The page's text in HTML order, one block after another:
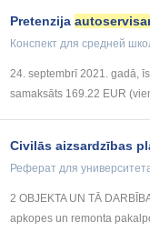
Pretenzija
Конспект для средней
24. septembrī 2021. gadā,
samaksāts 169.22 EUR
Civilās aizsardzības
Реферат для
2 OBJEKTA UN TĀ
apkopes un remonta